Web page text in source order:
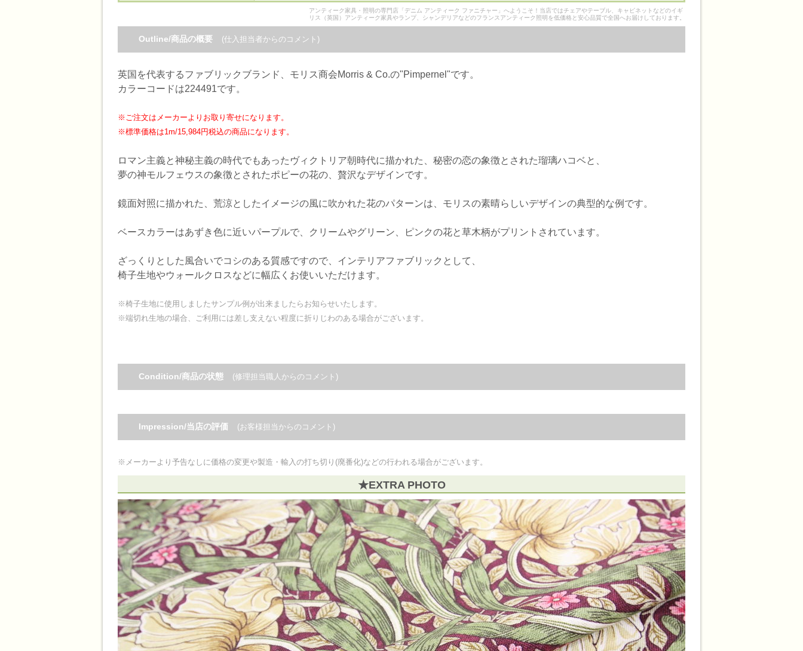
アンティーク家具・照明の専門店「デニム アンティーク ファニチャー」へようこそ！当店ではチェアやテーブル、キャビネットなどのイギ
リス（英国）アンティーク家具やランプ、シャンデリアなどのフランスアンティーク照明を低価格と安心品質で全国へお届けしております。
Outline/商品の概要 (仕入担当者からのコメント)
英国を代表するファブリックブランド、モリス商会Morris & Co.の"Pimpernel"です。
カラーコードは224491です。
※ご注文はメーカーよりお取り寄せになります。
※標準価格は1m/15,984円税込の商品になります。
ロマン主義と神秘主義の時代でもあったヴィクトリア朝時代に描かれた、秘密の恋の象徴とされた瑠璃ハコベと、
夢の神モルフェウスの象徴とされたポピーの花の、贅沢なデザインです。
鏡面対照に描かれた、荒涼としたイメージの風に吹かれた花のパターンは、モリスの素晴らしいデザインの典型的な例です。
ベースカラーはあずき色に近いパープルで、クリームやグリーン、ピンクの花と草木柄がプリントされています。
ざっくりとした風合いでコシのある質感ですので、インテリアファブリックとして、
椅子生地やウォールクロスなどに幅広くお使いいただけます。
※椅子生地に使用しましたサンプル例が出来ましたらお知らせいたします。
※端切れ生地の場合、ご利用には差し支えない程度に折りじわのある場合がございます。
Condition/商品の状態 (修理担当職人からのコメント)
Impression/当店の評価 (お客様担当からのコメント)
※メーカーより予告なしに価格の変更や製造・輸入の打ち切り(廃番化)などの行われる場合がございます。
★EXTRA PHOTO